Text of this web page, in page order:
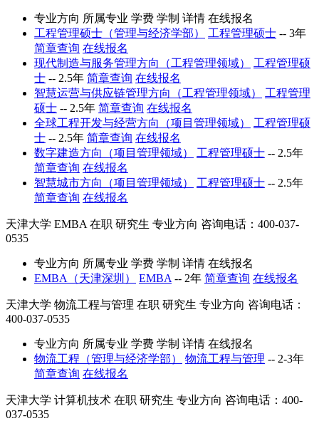
专业方向 所属专业 学费 学制 详情 在线报名
工程管理硕士（管理与经济学部）
工程管理硕士 -- 3年
简章查询 在线报名
现代制造与服务管理方向（工程管理领域）
工程管理硕
士 -- 2.5年 简章查询 在线报名
智慧运营与供应链管理方向（工程管理领域）
工程管理
硕士 -- 2.5年 简章查询 在线报名
全球工程开发与经营方向（项目管理领域）
工程管理硕
士 -- 2.5年 简章查询 在线报名
数字建造方向（项目管理领域）
工程管理硕士 -- 2.5年
简章查询 在线报名
智慧城市方向（项目管理领域）
工程管理硕士 -- 2.5年
简章查询 在线报名
天津大学 EMBA 在职 研究生 专业方向 咨询电话：400-037-
0535
专业方向 所属专业 学费 学制 详情 在线报名
EMBA（天津深圳）
EMBA -- 2年 简章查询 在线报名
天津大学 物流工程与管理 在职 研究生 专业方向 咨询电话：
400-037-0535
专业方向 所属专业 学费 学制 详情 在线报名
物流工程（管理与经济学部）
物流工程与管理 -- 2-3年
简章查询 在线报名
天津大学 计算机技术 在职 研究生 专业方向 咨询电话：400-
037-0535